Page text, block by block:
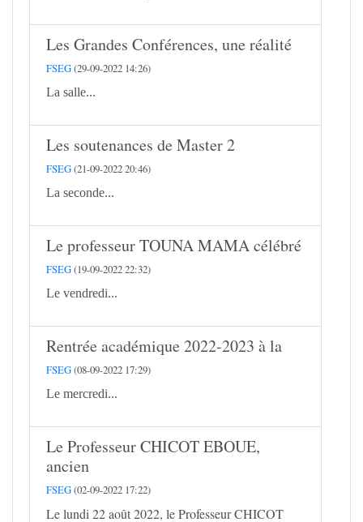
Les Grandes Conférences, une réalité
FSEG(29-09-2022 14:26)
La salle...
Les soutenances de Master 2
FSEG(21-09-2022 20:46)
La seconde...
Le professeur TOUNA MAMA célébré
FSEG(19-09-2022 22:32)
Le vendredi...
Rentrée académique 2022-2023 à la
FSEG(08-09-2022 17:29)
Le mercredi...
Le Professeur CHICOT EBOUE,
ancien
FSEG(02-09-2022 17:22)
Le lundi 22 août 2022, le Professeur CHICOT